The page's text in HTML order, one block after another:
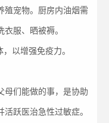
殖宠物。厨房内油烟需
服、晒被褥。
以增强免疫力。
母们能做的事，是协助
跃医治急性过敏症。